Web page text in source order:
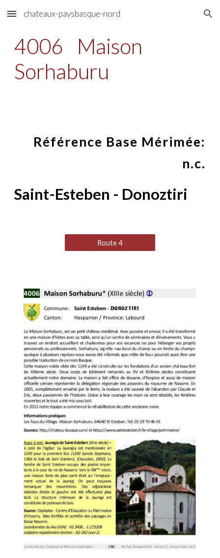
Skip to main content Skip to navigation
chateaux-paysbasque-nord
4006
Maison
Sorhaburu
Référence Base Mérimée:
n.c.
Saint-Esteben - Donoztiri
Route 4